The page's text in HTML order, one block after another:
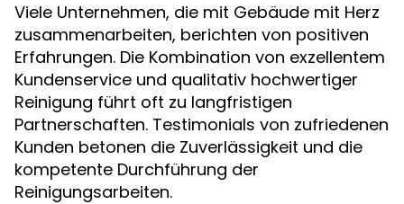
Viele Unternehmen, die mit Gebäude mit Herz
zusammenarbeiten, berichten von positiven
Erfahrungen. Die Kombination von exzellentem
Kundenservice und qualitativ hochwertiger
Reinigung führt oft zu langfristigen
Partnerschaften. Testimonials von zufriedenen
Kunden betonen die Zuverlässigkeit und die
kompetente Durchführung der
Reinigungsarbeiten.